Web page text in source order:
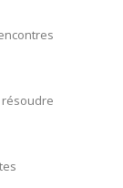
résoudre